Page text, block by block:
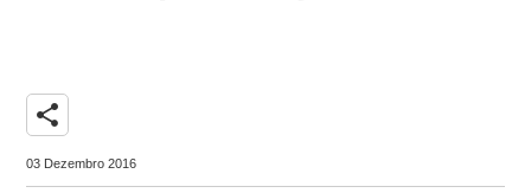
share
03 Dezembro 2016